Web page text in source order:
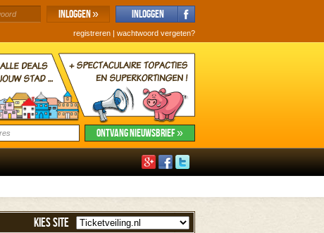
registreren | wachtwoord vergeten?
KIES SITE